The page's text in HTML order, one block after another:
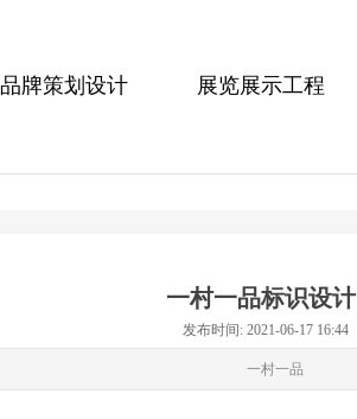
品牌策划设计 展览展示工程
一村一品标识设计
发布时间: 2021-06-17 16:44
一村一品